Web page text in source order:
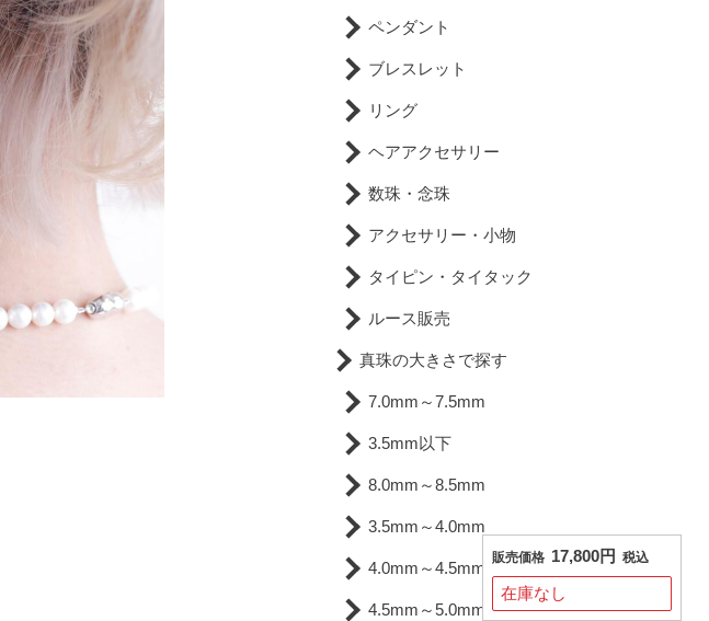
ペンダント
ブレスレット
リング
ヘアアクセサリー
数珠・念珠
アクセサリー・小物
タイピン・タイタック
ルース販売
真珠の大きさで探す
7.0mm～7.5mm
3.5mm以下
8.0mm～8.5mm
3.5mm～4.0mm
4.0mm～4.5mm
4.5mm～5.0mm
販売価格 17,800円 税込
在庫なし